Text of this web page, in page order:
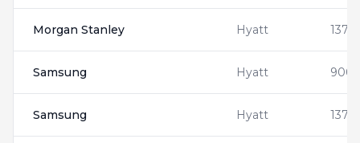
Morgan Stanley Hyatt 13717
Samsung Hyatt
Samsung Hyatt 13717